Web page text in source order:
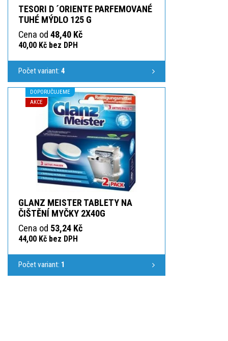
TESORI D ´ORIENTE PARFEMOVANÉ
TUHÉ MÝDLO 125 G
Cena od 48,40 Kč
40,00 Kč bez DPH
Počet variant: 4
DOPORUČUJEME
AKCE
GLANZ MEISTER TABLETY NA
ČIŠTĚNÍ MYČKY 2X40G
Cena od 53,24 Kč
44,00 Kč bez DPH
Počet variant: 1